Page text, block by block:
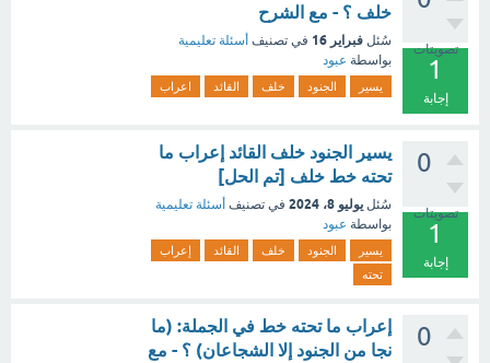
تصويتات
1
إجابة
خلف ؟ - مع الشرح
سُئل فبراير 16 في تصنيف أسئلة تعليمية
بواسطة عبود
يسير الجنود خلف القائد اعراب
0
تصويتات
1
إجابة
يسير الجنود خلف القائد إعراب ما
تحته خط خلف [تم الحل]
سُئل يوليو 8، 2024 في تصنيف أسئلة تعليمية
بواسطة عبود
يسير الجنود خلف القائد
إعراب
تحته
0
إعراب ما تحته خط في الجملة: (ما
نجا من الجنود إلا الشجاعان) ؟ - مع